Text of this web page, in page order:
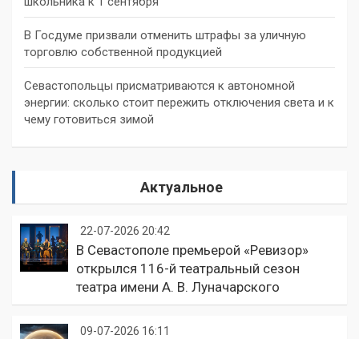
В Госдуме призвали отменить штрафы за уличную
торговлю собственной продукцией
Севастопольцы присматриваются к автономной
энергии: сколько стоит пережить отключения света и к
чему готовиться зимой
Актуальное
22-07-2026 20:42
В Севастополе премьерой «Ревизор»
открылся 116-й театральный сезон
театра имени А. В. Луначарского
09-07-2026 16:11